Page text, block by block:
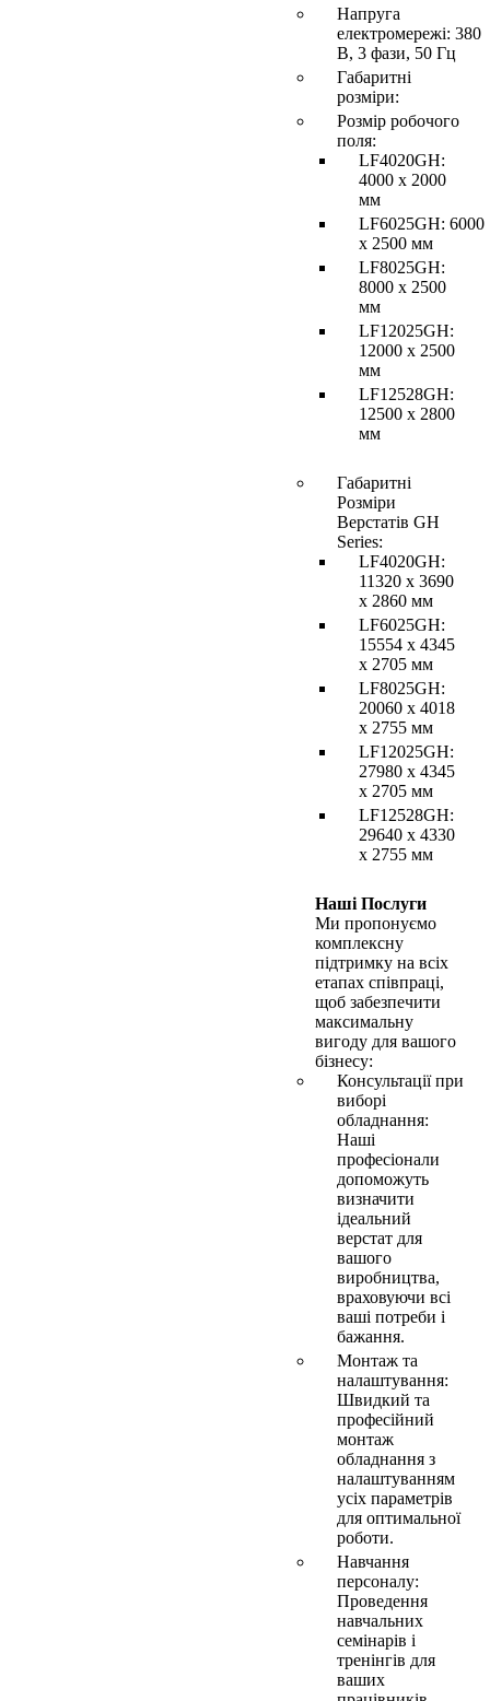
Напруга
електромережі: 380
В, 3 фази, 50 Гц
Габаритні
розміри:
Розмір робочого
поля:
LF4020GH:
4000 x 2000
мм
LF6025GH: 6000
x 2500 мм
LF8025GH:
8000 х 2500
мм
LF12025GH:
12000 x 2500
мм
LF12528GH:
12500 х 2800
мм
Габаритні
Розміри
Верстатів GH
Series:
LF4020GH:
11320 x 3690
x 2860 мм
LF6025GH:
15554 x 4345
x 2705 мм
LF8025GH:
20060 х 4018
х 2755 мм
LF12025GH:
27980 x 4345
x 2705 мм
LF12528GH:
29640 х 4330
х 2755 мм
Наші Послуги
Ми пропонуємо
комплексну
підтримку на всіх
етапах співпраці,
щоб забезпечити
максимальну
вигоду для вашого
бізнесу:
Консультації при
виборі
обладнання:
Наші
професіонали
допоможуть
визначити
ідеальний
верстат для
вашого
виробництва,
враховуючи всі
ваші потреби і
бажання.
Монтаж та
налаштування:
Швидкий та
професійний
монтаж
обладнання з
налаштуванням
усіх параметрів
для оптимальної
роботи.
Навчання
персоналу:
Проведення
навчальних
семінарів і
тренінгів для
ваших